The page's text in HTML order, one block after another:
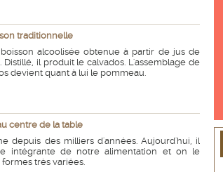
traditionnelle
alcoolisée obtenue à partir de jus de
il produit le calvados. L'assemblage de
devient quant à lui le pommeau.
centre de la table
depuis des milliers d'années. Aujourd'hui, il
intégrante de notre alimentation et on le
très variées.